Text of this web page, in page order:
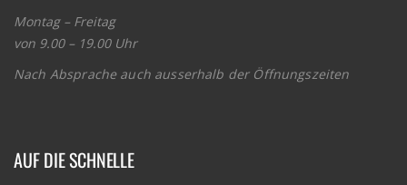
Montag – Freitag
von 9.00 – 19.00 Uhr
Nach Absprache auch ausserhalb der Öffnungszeiten
AUF DIE SCHNELLE